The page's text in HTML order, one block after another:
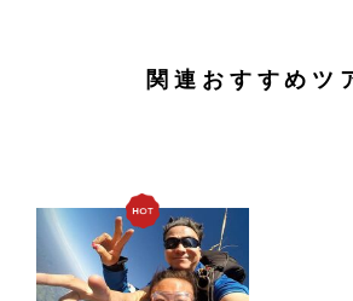
関連おすすめツ